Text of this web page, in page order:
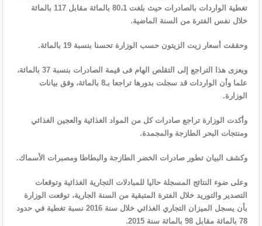
تغطية الواردات بالصادرات حيث بلغت 80،1 بالمائة مقابل 117 بالمائة
خلال نفس الفترة من السنة الماضية.
وحققت أسعار زيت الزيتون حسب الوزارة تحسنا بنسبة 19 بالمائة.
ويعزى هذا التراجع إلى التقلص الهام فى قيمة الصادرات بنسبة 37 بالمائة،
علما وأن الواردات قد سجلت بدورها تراجعا بـ8 بالمائة، وفق بيانات
الوزارة.
وأكدت الوزارة تراجع صادرات كل من المواد الغذائية والعجين الغذائي
ومنتجات البحر الطازجة والمجمدة.
وكشف البيان تطور صادرات الخضر الطازجة والبطاطا ومصبرات الأسماك.
وعلى ضوء النتائج المسجلة حاليا للمبادلات التجارية الغذائية وتوقعات
التصدير والتوريد خلال الفترة المتبقية من السنة الجارية، توقعت الوزارة
بأن يسجل الميزان التجاري الغذائي خلال سنة 2016 نسبة تغطية في حدود
78 بالمائة مقابل 98 بالمائة سنة 2015.